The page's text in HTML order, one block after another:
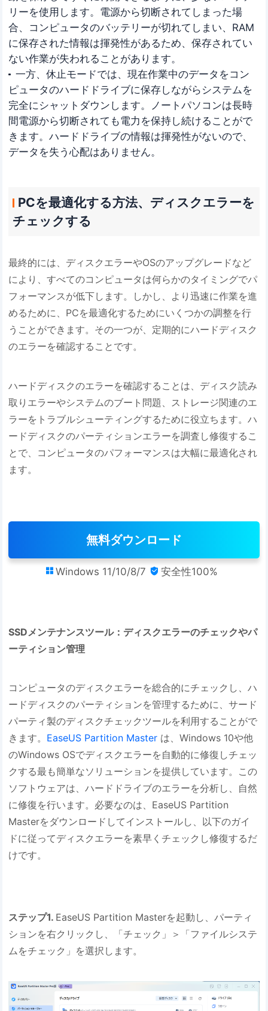
リーを使用します。電源から切断されてしまった場
合、コンピュータのバッテリーが切れてしまい、RAM
に保存された情報は揮発性があるため、保存されてい
ない作業が失われることがあります。
一方、休止モードでは、現在作業中のデータをコン
ピュータのハードドライブに保存しながらシステムを
完全にシャットダウンします。ノートパソコンは長時
間電源から切断されても電力を保持し続けることがで
きます。ハードドライブの情報は揮発性がないので、
データを失う心配はありません。
PCを最適化する方法、ディスクエラーを
チェックする
最終的には、ディスクエラーやOSのアップグレードなど
により、すべてのコンピュータは何らかのタイミングでパ
フォーマンスが低下します。しかし、より迅速に作業を進
めるために、PCを最適化するためにいくつかの調整を行
うことができます。その一つが、定期的にハードディスク
のエラーを確認することです。
ハードディスクのエラーを確認することは、ディスク読み
取りエラーやシステムのブート問題、ストレージ関連のエ
ラーをトラブルシューティングするために役立ちます。ハ
ードディスクのパーティションエラーを調査し修復するこ
とで、コンピュータのパフォーマンスは大幅に最適化され
ます。
無料ダウンロード
 Windows 11/10/8/7  安全性100%
SSDメンテナンスツール：ディスクエラーのチェックやパ
ーティション管理
コンピュータのディスクエラーを総合的にチェックし、ハ
ードディスクのパーティションを管理するために、サード
パーティ製のディスクチェックツールを利用することがで
きます。 EaseUS Partition Master は、Windows 10や他
のWindows OSでディスクエラーを自動的に修復しチェッ
クする最も簡単なソリューションを提供しています。この
ソフトウェアは、ハードドライブのエラーを分析し、自然
に修復を行います。必要なのは、EaseUS Partition
Masterをダウンロードしてインストールし、以下のガイ
ドに従ってディスクエラーを素早くチェックし修復するだ
けです。
ステップ1. EaseUS Partition Masterを起動し、パーティ
ションを右クリックし、「チェック」＞「ファイルシステ
ムをチェック」を選択します。